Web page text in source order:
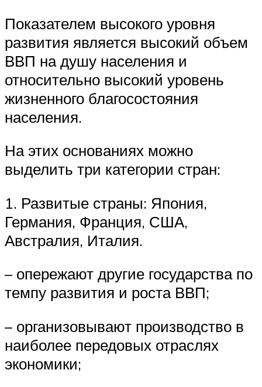
Показателем высокого уровня
развития является высокий объем
ВВП на душу населения и
относительно высокий уровень
жизненного благосостояния
населения.
На этих основаниях можно
выделить три категории стран:
1. Развитые страны: Япония,
Германия, Франция, США,
Австралия, Италия.
– опережают другие государства по
темпу развития и роста ВВП;
– организовывают производство в
наиболее передовых отраслях
экономики;